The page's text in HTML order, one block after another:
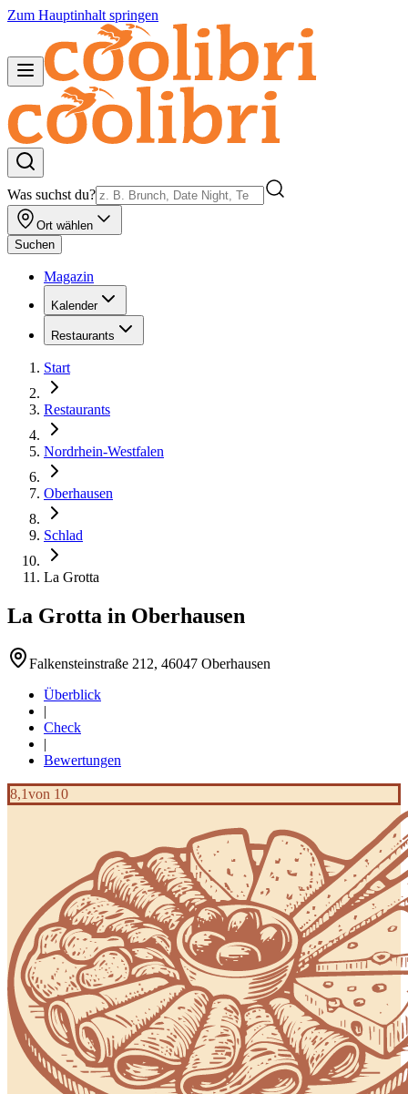
Zum Hauptinhalt springen
Was suchst du?
Ort wählen
Suchen
Magazin
Kalender
Restaurants
Start
Restaurants
Nordrhein-Westfalen
Oberhausen
Schlad
La Grotta
La Grotta in Oberhausen
Falkensteinstraße 212, 46047 Oberhausen
Überblick
|
Check
|
Bewertungen
8,1von 10